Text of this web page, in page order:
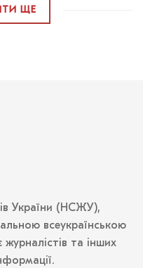
ЩЕ
України (НСЖУ),
всеукраїнською
та інших